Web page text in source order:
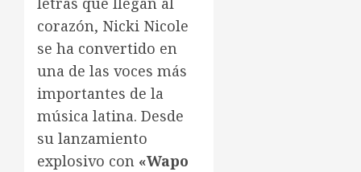
corazón, Nicki Nicole
se ha convertido en
una de las voces más
importantes de la
música latina. Desde
su lanzamiento
explosivo con «Wapo